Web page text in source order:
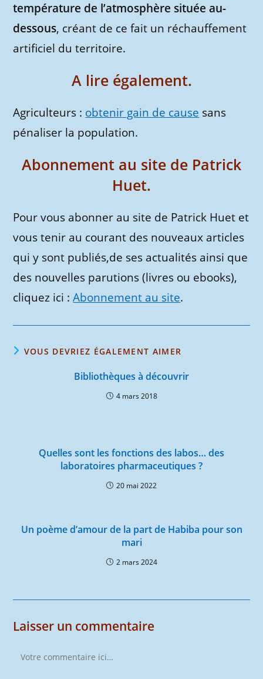
température de l’atmosphère située au-
dessous, créant de ce fait un réchauffement
artificiel du territoire.
A lire également.
Agriculteurs : obtenir gain de cause sans
pénaliser la population.
Abonnement au site de Patrick
Huet.
Pour vous abonner au site de Patrick Huet et
vous tenir au courant des nouveaux articles
qui y sont publiés,de ses actualités ainsi que
des nouvelles parutions (livres ou ebooks),
cliquez ici :Abonnement au site.
VOUS DEVRIEZ ÉGALEMENT AIMER
Bibliothèques à découvrir
4 mars 2018
Quelles sont les fonctions des labos… des
laboratoires pharmaceutiques ?
20 mai 2022
Un poème d’amour de la part de Habiba pour son
mari
2 mars 2024
Laisser un commentaire
Comment